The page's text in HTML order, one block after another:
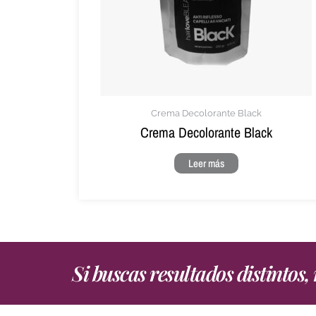
Crema Decolorante Black
Crema Decolorante Black
Leer más
Si buscas resultados